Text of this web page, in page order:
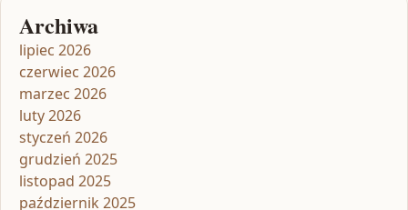
Archiwa
lipiec 2026
czerwiec 2026
marzec 2026
luty 2026
styczeń 2026
grudzień 2025
listopad 2025
październik 2025